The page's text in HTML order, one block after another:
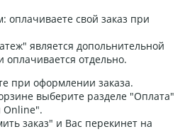
свой заказ при
является допольнительной
отдельно.
при оформлении заказа.
выберите разделе "Оплата"
Online".
заказ" и Вас перекинет на